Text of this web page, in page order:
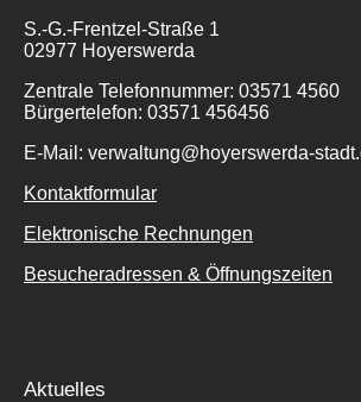
S.-G.-Frentzel-Straße 1
02977 Hoyerswerda
Zentrale Telefonnummer: 03571 4560
Bürgertelefon: 03571 456456
E-Mail: verwaltung@hoyerswerda-
Kontaktformular
Elektronische Rechnungen
Besucheradressen & Öffnungszeiten
Aktuelles